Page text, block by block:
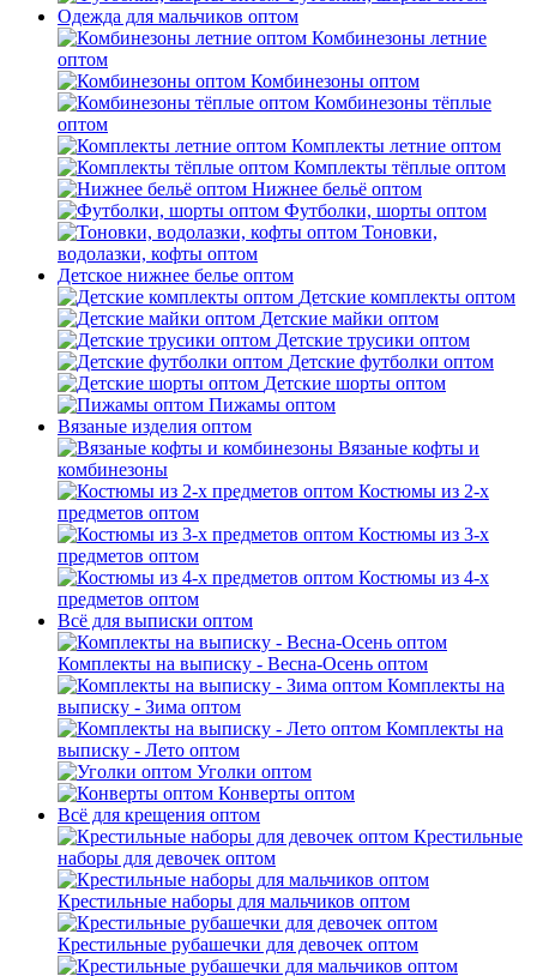
Одежда для мальчиков оптом
Комбинезоны летние
оптом
Комбинезоны оптом
Комбинезоны тёплые
оптом
Комплекты летние оптом
Комплекты тёплые оптом
Нижнее бельё оптом
Футболки, шорты оптом
Тоновки,
водолазки, кофты оптом
Детское нижнее белье оптом
Детские комплекты оптом
Детские майки оптом
Детские трусики оптом
Детские футболки оптом
Детские шорты оптом
Пижамы оптом
Вязаные изделия оптом
Вязаные кофты и
комбинезоны
Костюмы из 2-х
предметов оптом
Костюмы из 3-х
предметов оптом
Костюмы из 4-х
предметов оптом
Всё для выписки оптом
Комплекты на выписку - Весна-Осень оптом
Комплекты на
выписку - Зима оптом
Комплекты на
выписку - Лето оптом
Уголки оптом
Конверты оптом
Всё для крещения оптом
Крестильные
наборы для девочек оптом
Крестильные наборы для мальчиков оптом
Крестильные рубашечки для девочек оптом